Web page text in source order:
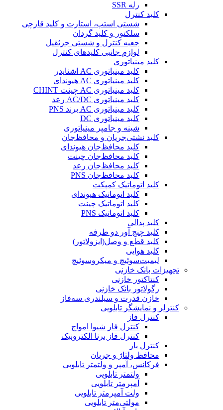
رله SSR
کلید کنترل
شستی استپ، استارت و کلید قارچی
سلکتور و کلید گردان
جعبه کنترل و شستی جرثقیل
لوازم جانبی کلیدهای کنترل
کلید مینیاتوری
کلید مینیاتوری AC اشنایدر
کلید مینیاتوری AC هیوندای
کلید مینیاتوری AC چینت CHINT
کلید مینیاتوری AC/DC رعد
کلید مینیاتوری AC برند PNS
کلید مینیاتوری DC
شینه و جامپر مینیاتوری
کلید نشتی‌جریان و محافظ‌جان
کلید محافظ‌جان هیوندای
کلید محافظ‌جان چینت
کلید محافظ‌جان رعد
کلید محافظ‌جان PNS
کلید اتوماتیک کمپکت
کلید اتوماتیک هیوندای
کلید اتوماتیک چینت
کلید اتوماتیک PNS
کلید پدالی
کلید چنج آور دو طرفه
کلید قطع و وصل(ایزولاتور)
کلید هوایی
لیمیت‌سوئیچ و میکروسوئیچ
تجهیزات بانک خازنی
کنتاکتور خازنی
رگولاتور بانک خازنی
خازن قدرت و سیلندری سه‌فاز
کنترلر و نمایشگر تابلویی
کنترل فاز
کنترل فاز شیوا امواج
کنترل فاز برنا الکترونیک
کنترل بار
محافظ ولتاژ و جریان
فرکانس، آمپر و ولتمتر تابلویی
ولتمتر تابلویی
آمپرمتر تابلویی
ولت آمپرمتر تابلویی
مولتی‌متر تابلویی